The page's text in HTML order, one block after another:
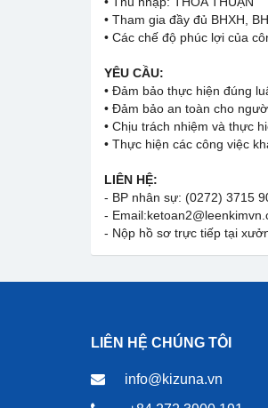
• Tham gia đầy đủ BHXH,
• Các chế độ phúc lợi của
YÊU CẦU:
• Đảm bảo thực hiện đúng
• Đảm bảo an toàn cho
• Chịu trách nhiệm và thực
• Thực hiện các công việc
LIÊN HỆ:
- BP nhân sự: (0272) 3715
-
- Nộp hồ sơ trực tiếp tại
LIÊN HỆ CHÚNG TÔI
info@kizuna.vn